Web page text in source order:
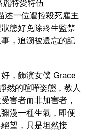
麗特愛特伍
述一位遭控殺死雇主
態好免除終生監禁
，追溯被遺忘的記
，飾演女僕 Grace
然的喧嘩姿態，教人
害者而非加害者，
漫一種生氣，即便
望，只是坦然接